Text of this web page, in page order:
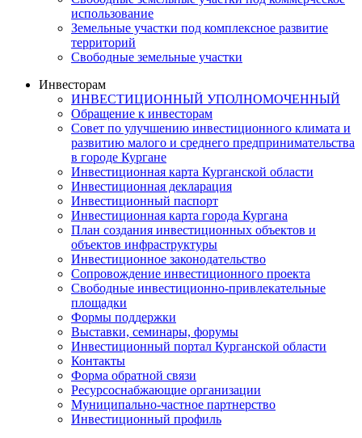
использование
Земельные участки под комплексное развитие
территорий
Свободные земельные участки
Инвесторам
ИНВЕСТИЦИОННЫЙ УПОЛНОМОЧЕННЫЙ
Обращение к инвесторам
Совет по улучшению инвестиционного климата и
развитию малого и среднего предпринимательства
в городе Кургане
Инвестиционная карта Курганской области
Инвестиционная декларация
Инвестиционный паспорт
Инвестиционная карта города Кургана
План создания инвестиционных объектов и
объектов инфраструктуры
Инвестиционное законодательство
Сопровождение инвестиционного проекта
Свободные инвестиционно-привлекательные
площадки
Формы поддержки
Выставки, семинары, форумы
Инвестиционный портал Курганской области
Контакты
Форма обратной связи
Ресурсоснабжающие организации
Муниципально-частное партнерство
Инвестиционный профиль